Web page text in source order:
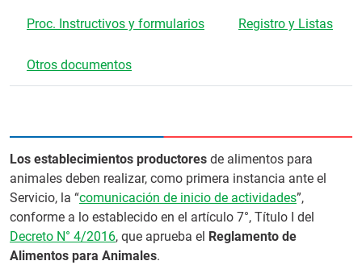
Proc. Instructivos y formularios Registro y Listas
Otros documentos
Los establecimientos productores de alimentos para
animales deben realizar, como primera instancia ante el
Servicio, la “comunicación de inicio de actividades”,
conforme a lo establecido en el artículo 7°, Título I del
Decreto N° 4/2016, que aprueba el Reglamento de
Alimentos para Animales.